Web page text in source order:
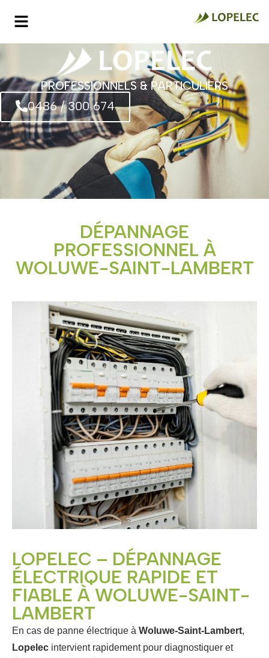
PROFESSIONNELS & PARTICULIERS
0486 / 300 674
DÉPANNAGE
PROFESSIONNEL À
WOLUWE-SAINT-LAMBERT
LOPELEC – DÉPANNAGE
ÉLECTRIQUE RAPIDE ET
FIABLE À WOLUWE-SAINT-
LAMBERT
En cas de panne électrique à Woluwe-Saint-Lambert,
Lopelec intervient rapidement pour diagnostiquer et